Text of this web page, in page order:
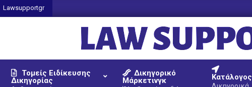
Lawsupportgr
LAW
SUPPORT
Τομείς Ειδίκευσης
Δικηγορίας
Δικηγορικό
Μάρκετινγκ
Κατάλογος